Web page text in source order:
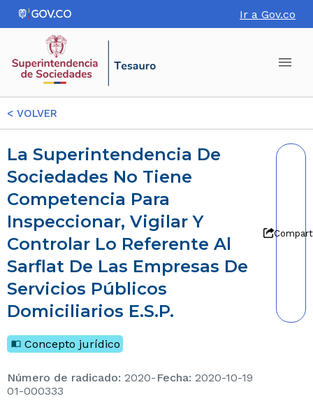
Ir a Gov.co
< VOLVER
La Superintendencia De
Sociedades No Tiene
Competencia Para
Inspeccionar, Vigilar Y
Controlar Lo Referente Al
Sarflat De Las Empresas De
Servicios Públicos
Domiciliarios E.S.P.
Concepto jurídico
Número de radicado: 2020-
01-000333
Fecha: 2020-10-19